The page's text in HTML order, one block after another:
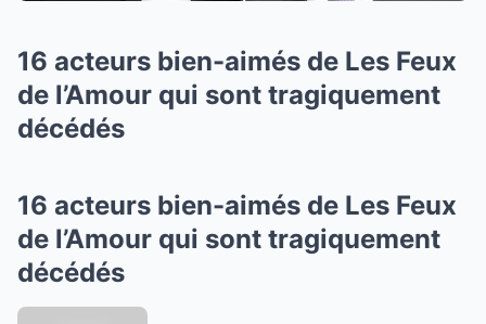
16 acteurs bien-aimés de Les Feux
de l’Amour qui sont tragiquement
décédés
16 acteurs bien-aimés de Les Feux
de l’Amour qui sont tragiquement
décédés